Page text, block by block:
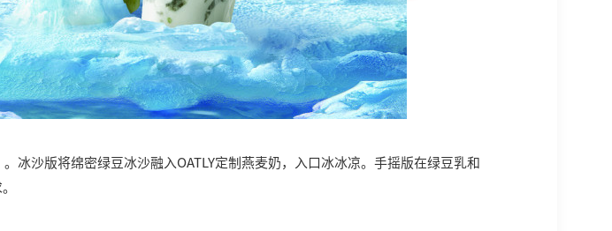
沙版将绵密绿豆冰沙融入OATLY定制燕麦奶，入口冰冰凉。手摇版在绿豆乳和